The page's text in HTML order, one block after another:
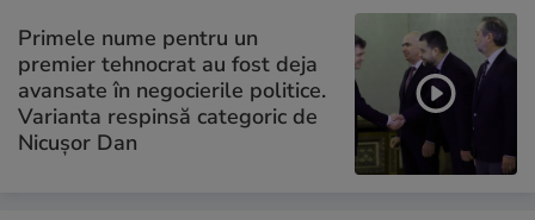
Primele nume pentru un
premier tehnocrat au fost deja
avansate în negocierile politice.
Varianta respinsă categoric de
Nicușor Dan